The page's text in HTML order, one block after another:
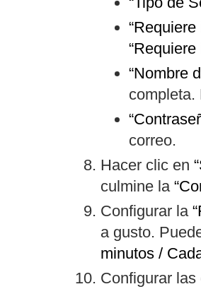
“Nombre
completa.
correo.
Hacer clic en
culmine la
Configurar la
a gusto.
minutos /
Configurar